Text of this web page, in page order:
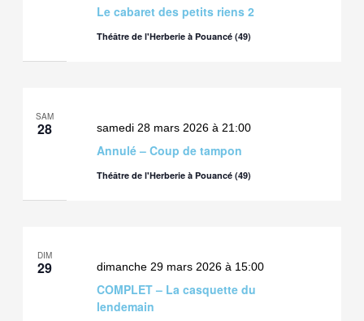
Le cabaret des petits riens 2
Théâtre de l'Herberie à Pouancé (49)
SAM
28
Annulé – Coup de tampon
samedi 28 mars 2026 à 21:00
Théâtre de l'Herberie à Pouancé (49)
DIM
29
COMPLET – La casquette du
lendemain
dimanche 29 mars 2026 à 15:00